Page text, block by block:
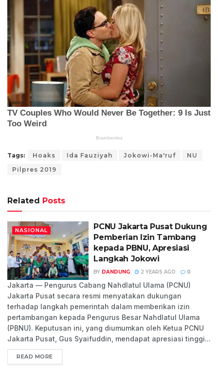
Tags: Hoaks Ida Fauziyah Jokowi-Ma'ruf
NU
Pilpres 2019
Related Posts
NASIONAL
PCNU Jakarta Pusat Dukung
Pemberian Izin Tambang
kepada PBNU, Apresiasi
Langkah Jokowi
BY DANDUNG 2 YEARS AGO 0
Jakarta — Pengurus Cabang Nahdlatul Ulama (PCNU)
Jakarta Pusat secara resmi menyatakan dukungan
terhadap langkah pemerintah dalam memberikan izin
pertambangan kepada Pengurus Besar Nahdlatul Ulama
(PBNU). Keputusan ini, yang diumumkan oleh Ketua PCNU
Jakarta Pusat, Gus Syaifuddin, mendapat apresiasi tinggi...
READ MORE